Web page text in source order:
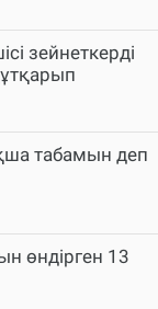
зейнеткерді
табамын деп
өндірген 13